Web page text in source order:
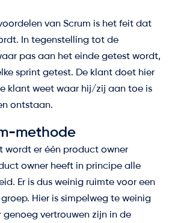
van Scrum is het feit dat
In tegenstelling tot de
pas aan het einde getest wordt,
sprint getest. De klant doet hier
klant weet waar hij/zij aan toe is
ontstaan.
methode
wordt er één product owner
owner heeft in principe alle
Er is dus weinig ruimte voor een
Hier is simpelweg te weinig
vertrouwen zijn in de